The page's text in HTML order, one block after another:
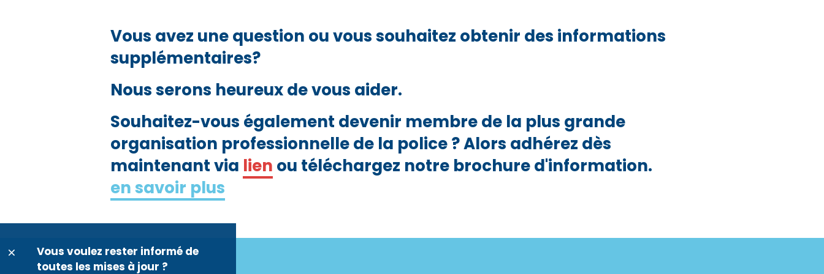
Vous avez une question ou vous souhaitez obtenir des informations
supplémentaires?
Nous serons heureux de vous aider.
Souhaitez-vous également devenir membre de la plus grande
organisation professionnelle de la police ? Alors adhérez dès
maintenant via lien ou téléchargez notre brochure d'information.
en savoir plus
Vous voulez rester informé de
toutes les mises à jour ?